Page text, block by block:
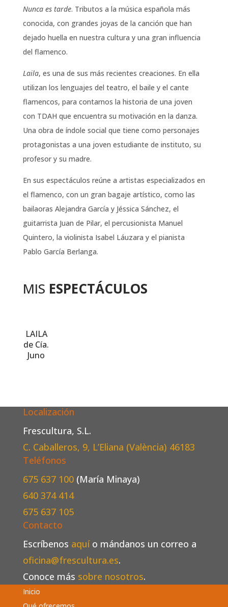
Nunca es tarde. Tributos a la música española más
conocida, con grandes joyas de la canción que han
dejado huella en nuestra cultura y una gran influencia
del flamenco.
Laila, es una de sus más recientes creaciones. En ella
utilizan los lenguajes del teatro, el baile y el cante
flamencos, para contarnos la historia de una joven
con TDAH que encuentra su motivación en la danza.
Una obra de índole social que tiene como personajes
protagonistas a una joven estudiante de instituto, su
profesor y su madre.
En sus espectáculos reúne a artistas especializados en
el flamenco, con un gran bagaje artístico, como las
bailaoras Alejandra García y Jéssica Sánchez, el
guitarrista Juan de Pilar, el percusionista Manuel
Quintero, la violinista Isabel Láuzara y el pianista
Pablo García Berlanga.
MIS ESPECTÁCULOS
LAILA
de Cía.
Juno
Localización
Frescultura, S.L.
C. Caballeros, 9, L’Eliana (València) 46183
Teléfonos
675 637 100 (María Minaya)
640 374 414
675 637 105
Contacto
Escríbenos aquío mándanos un correo a
oficina@frescultura.es.
Conoce más sobre nosotros.
Inicio